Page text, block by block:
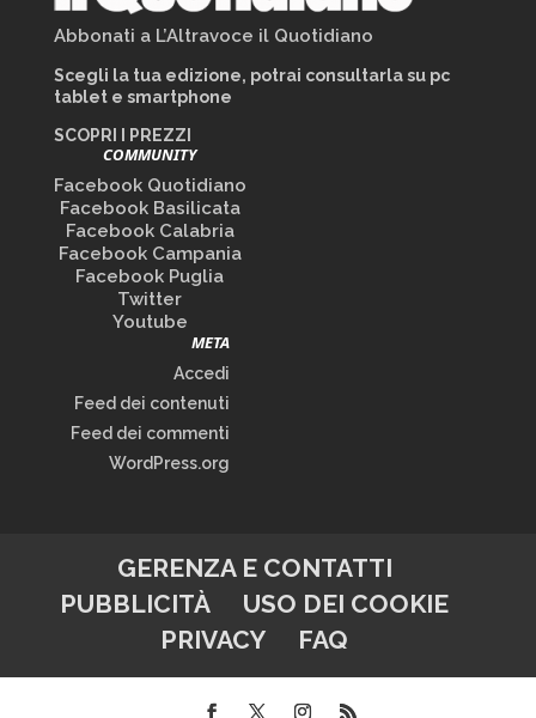
Abbonati a L’Altravoce il Quotidiano
Scegli la tua edizione, potrai consultarla su pc
tablet e smartphone
SCOPRI I PREZZI
COMMUNITY
Facebook Quotidiano
Facebook Basilicata
Facebook Calabria
Facebook Campania
Facebook Puglia
Twitter
Youtube
META
Accedi
Feed dei contenuti
Feed dei commenti
WordPress.org
GERENZA E CONTATTI
PUBBLICITÀ
USO DEI COOKIE
PRIVACY
FAQ